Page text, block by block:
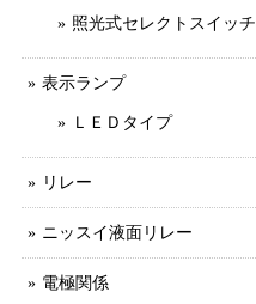
照光式セレクトスイッチ
表示ランプ
ＬＥＤタイプ
リレー
ニッスイ液面リレー
電極関係